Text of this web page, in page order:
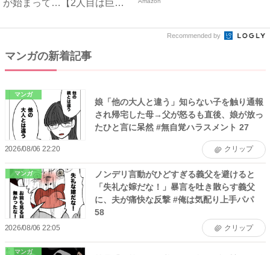
が始まって…【2人目は巨大
Recommended by
マンガの新着記事
マンガ
娘「他の大人と違う」知らない子を触り通報
され帰宅した母→父が怒るも直後、娘が放っ
たひと言に呆然 #無自覚ハラスメント 27
2026/08/06 22:20 クリップ
マンガ
ノンデリ言動がひどすぎる義父を避けると
「失礼な嫁だな！」暴言を吐き散らす義父
に、夫が痛快な反撃 #俺は気配り上手パパ
58
2026/08/06 22:05 クリップ
マンガ